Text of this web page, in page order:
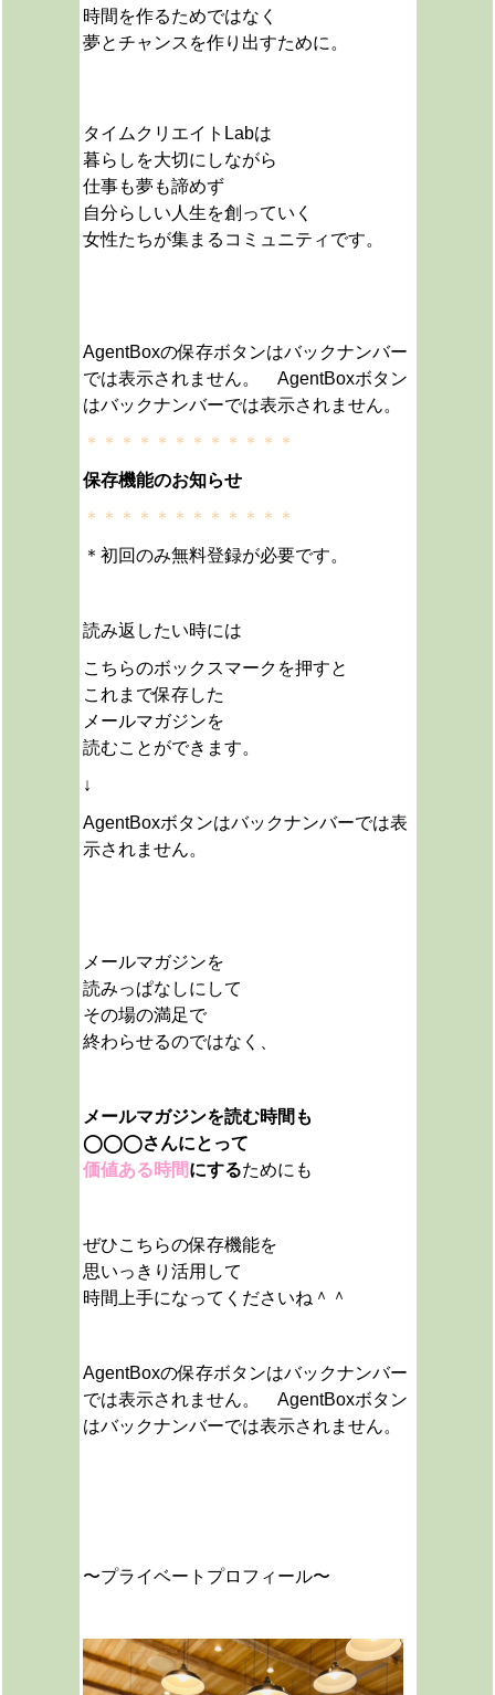
時間を作るためではなく
夢とチャンスを作り出すために。
タイムクリエイトLabは
暮らしを大切にしながら
仕事も夢も諦めず
自分らしい人生を創っていく
女性たちが集まるコミュニティです。
AgentBoxの保存ボタンはバックナンバー
では表示されません。 AgentBoxボタン
はバックナンバーでは表示されません。
＊＊＊＊＊＊＊＊＊＊＊＊
保存機能のお知らせ
＊＊＊＊＊＊＊＊＊＊＊＊
＊初回のみ無料登録が必要です。
読み返したい時には
こちらのボックスマークを押すと
これまで保存した
メールマガジンを
読むことができます。
↓
AgentBoxボタンはバックナンバーでは表
示されません。
メールマガジンを
読みっぱなしにして
その場の満足で
終わらせるのではなく、
メールマガジンを読む時間も
◯◯◯さんにとって
価値ある時間にするためにも
ぜひこちらの保存機能を
思いっきり活用して
時間上手になってくださいね＾＾
AgentBoxの保存ボタンはバックナンバー
では表示されません。 AgentBoxボタン
はバックナンバーでは表示されません。
〜プライベートプロフィール〜